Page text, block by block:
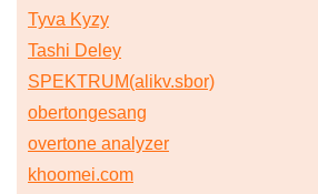
Tyva Kyzy
Tashi Deley
SPEKTRUM(alikv.sbor)
obertongesang
overtone analyzer
khoomei.com